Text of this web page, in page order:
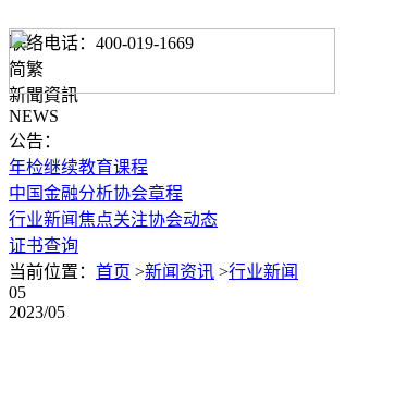
联络电话：400-019-1669
简繁
新聞資訊
NEWS
公告：
年检继续教育课程
中国金融分析协会章程
行业新闻焦点关注协会动态
证书查询
当前位置： 首页 >新闻资讯 >行业新闻
05
2023/05